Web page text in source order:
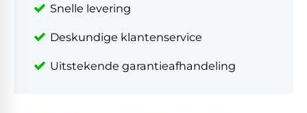
Snelle levering
Deskundige klantenservice
Uitstekende garantieafhandeling